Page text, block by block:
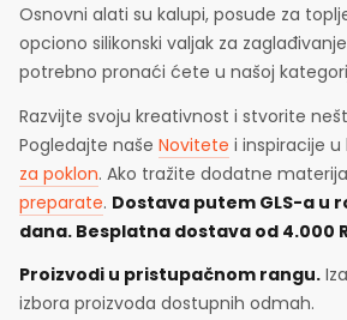
Osnovni alati su kalupi, posude za
opciono silikonski valjak za
potrebno pronaći ćete u našoj
Razvijte svoju kreativnost i stvorite
Pogledajte naše Novitete i inspiracije u
za poklon. Ako tražite dodatne
preparate. Dostava putem GLS-a u
dana. Besplatna dostava od 4.000
Proizvodi u pristupačnom rangu.
izbora proizvoda dostupnih odmah.